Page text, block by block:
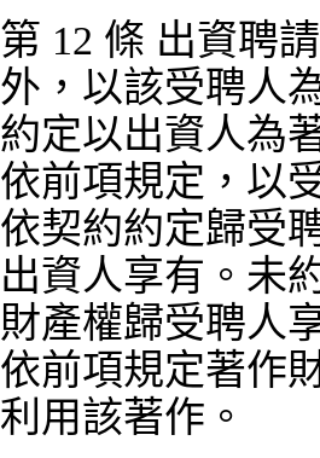
第 12 條 出資聘
外，以該受聘人
約定以出資人為
依前項規定，以
依契約約定歸受
出資人享有。未
財產權歸受聘人
依前項規定著作
利用該著作。